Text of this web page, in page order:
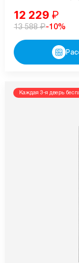
12 229 ₽
13 588₽-10%
Каждая 3-я дверь